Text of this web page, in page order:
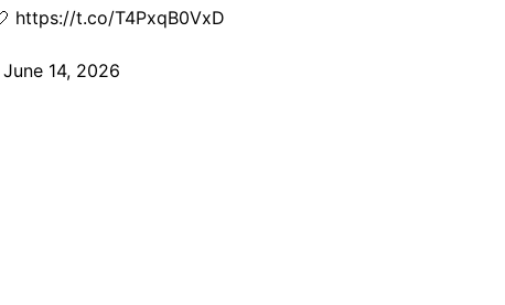
https://t.co/T4PxqB0VxD
14, 2026